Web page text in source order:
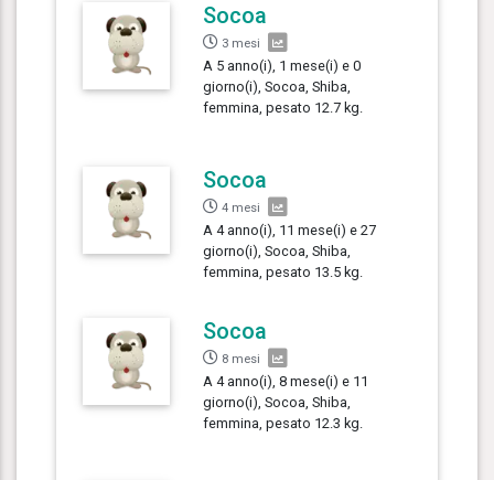
Socoa
3 mesi
A 5 anno(i), 1 mese(i) e 0
giorno(i), Socoa, Shiba,
femmina, pesato 12.7 kg.
Socoa
4 mesi
A 4 anno(i), 11 mese(i) e 27
giorno(i), Socoa, Shiba,
femmina, pesato 13.5 kg.
Socoa
8 mesi
A 4 anno(i), 8 mese(i) e 11
giorno(i), Socoa, Shiba,
femmina, pesato 12.3 kg.